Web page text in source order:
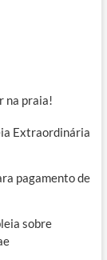
na praia!
Extraordinária
pagamento de
sobre